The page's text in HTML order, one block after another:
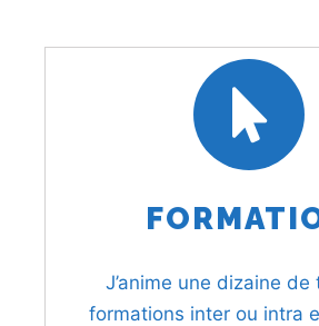
J’anime une dizaine de
formations inter ou intra